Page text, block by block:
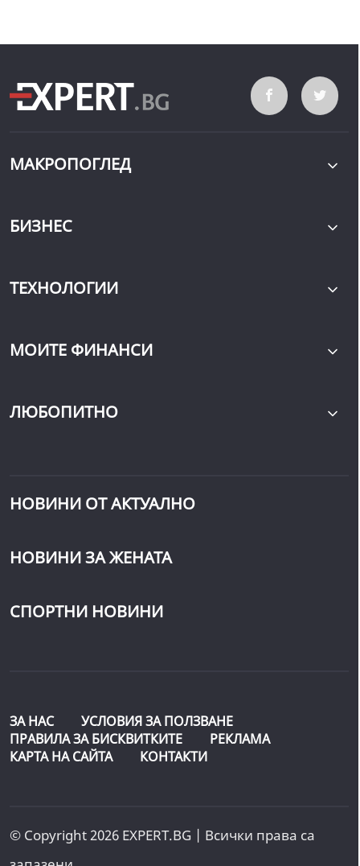
МАКРОПОГЛЕД
БИЗНЕС
ТЕХНОЛОГИИ
МОИТЕ ФИНАНСИ
ЛЮБОПИТНО
НОВИНИ ОТ АКТУАЛНО
НОВИНИ ЗА ЖЕНАТА
СПОРТНИ НОВИНИ
ЗА НАС
УСЛОВИЯ ЗА ПОЛЗВАНЕ
ПРАВИЛА ЗА БИСКВИТКИТЕ
РЕКЛАМА
КАРТА НА САЙТА
КОНТАКТИ
© Copyright 2026 EXPERT.BG | Всички права са